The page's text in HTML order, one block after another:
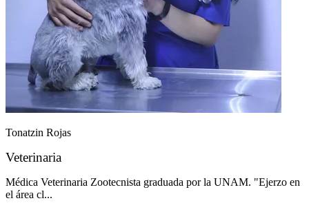
Tonatzin Rojas
Veterinaria
Médica Veterinaria Zootecnista graduada por la UNAM. "Ejerzo en
el área cl...